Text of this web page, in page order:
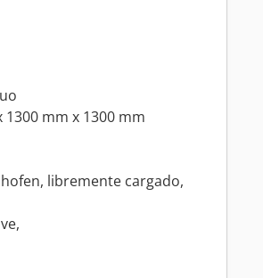
mm x 1300 mm
libremente cargado,